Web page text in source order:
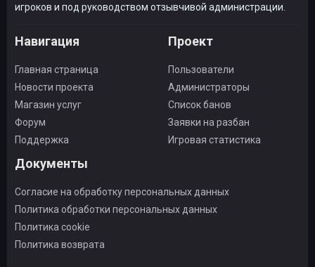
игроков и под руководством отзывчивой администрации.
Навигация
Главная страница
Новости проекта
Магазин услуг
Форум
Поддержка
Проект
Пользователи
Администраторы
Список банов
Заявки на разбан
Игровая статистика
Документы
Согласие на обработку персональных данных
Политика обработки персональных данных
Политика cookie
Политика возврата